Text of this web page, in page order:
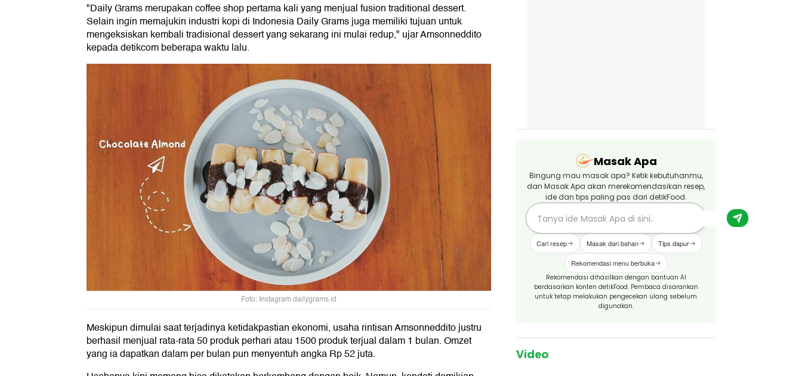
"Daily Grams merupakan coffee shop pertama kali yang menjual fusion traditional dessert.
Selain ingin memajukin industri kopi di Indonesia Daily Grams juga memiliki tujuan untuk
mengeksiskan kembali tradisional dessert yang sekarang ini mulai redup," ujar Amsonneddito
kepada detikcom beberapa waktu lalu.
Foto: Instagram.dailygrams.id
Meskipun dimulai saat terjadinya ketidakpastian ekonomi, usaha rintisan Amsonneddito justru
berhasil menjual rata-rata 50 produk perhari atau 1500 produk terjual dalam 1 bulan. Omzet
yang ia dapatkan dalam per bulan pun menyentuh angka Rp 52 juta.
Masak Apa
Bingung mau masak apa? Ketik kebutuhanmu,
dan Masak Apa akan merekomendasikan resep,
ide dan tips paling pas dari detikFood.
Cari resep Masak dari bahan Tips dapur
Rekomendasi menu berbuka
Rekomendasi dihasilkan dengan bantuan AI
berdasarkan konten detikFood. Pembaca disarankan
untuk tetap melakukan pengecekan ulang sebelum
digunakan.
Video